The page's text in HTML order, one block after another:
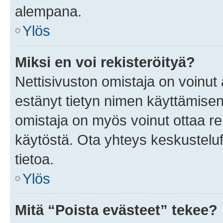
alempana.
Ylös
Miksi en voi rekisteröityä?
Nettisivuston omistaja on
estänyt tietyn nimen
omistaja on myös voinut ottaa
käytöstä. Ota yhteys
tietoa.
Ylös
Mitä “Poista evästeet” tekee?